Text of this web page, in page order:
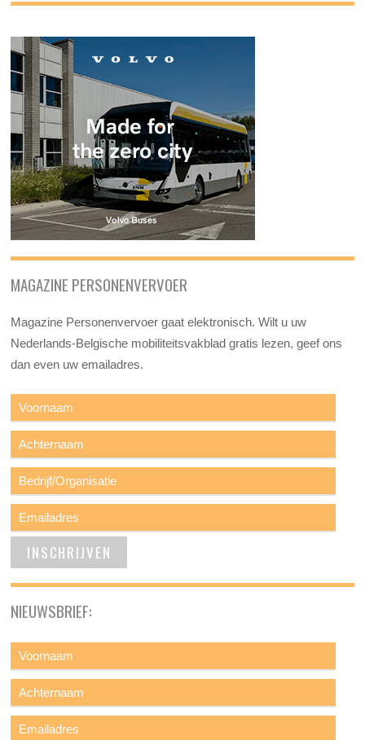
MAGAZINE PERSONENVERVOER
Magazine Personenvervoer gaat elektronisch. Wilt u uw
Nederlands-Belgische mobiliteitsvakblad gratis lezen, geef ons
dan even uw emailadres.
NIEUWSBRIEF: